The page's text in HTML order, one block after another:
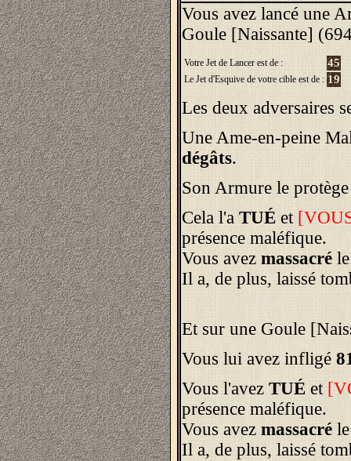
Vous avez lancé une
Goule [Naissante]
Votre Jet de Lancer est de : 45
Le Jet d'Esquive de votre cible est de : 19
Les deux adversaires
Une Ame-en-peine
dégâts.
Son Armure le
Cela l'a TUÉ et
présence maléfique.
Vous avez massacré
Il a, de plus, laissé
Et sur une Goule
Vous lui avez infligé
Vous l'avez TUÉ et
présence maléfique.
Vous avez massacré
Il a, de plus, laissé